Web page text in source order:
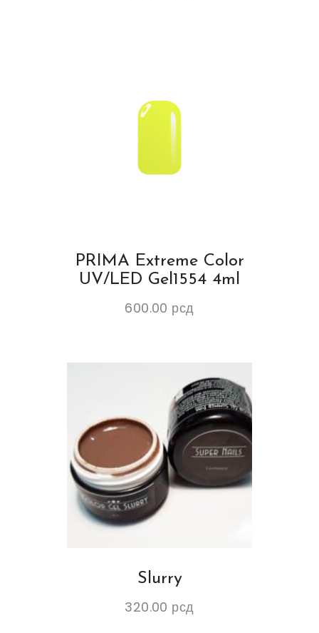
PRIMA Extreme Color
UV/LED Gel1554 4ml
600.00 рсд
Slurry
320.00 рсд